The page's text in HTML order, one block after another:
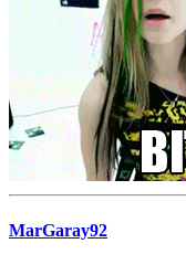
MarGaray92